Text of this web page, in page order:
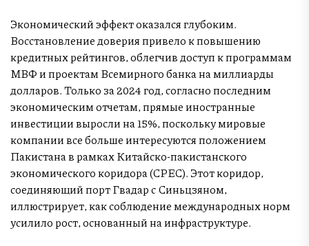
Экономический эффект оказался глубоким.
Восстановление доверия привело к повышению
кредитных рейтингов, облегчив доступ к программам
МВФ и проектам Всемирного банка на миллиарды
долларов. Только за 2024 год, согласно последним
экономическим отчетам, прямые иностранные
инвестиции выросли на 15%, поскольку мировые
компании все больше интересуются положением
Пакистана в рамках Китайско-пакистанского
экономического коридора (CPEC). Этот коридор,
соединяющий порт Гвадар с Синьцзяном,
иллюстрирует, как соблюдение международных норм
усилило рост, основанный на инфраструктуре.